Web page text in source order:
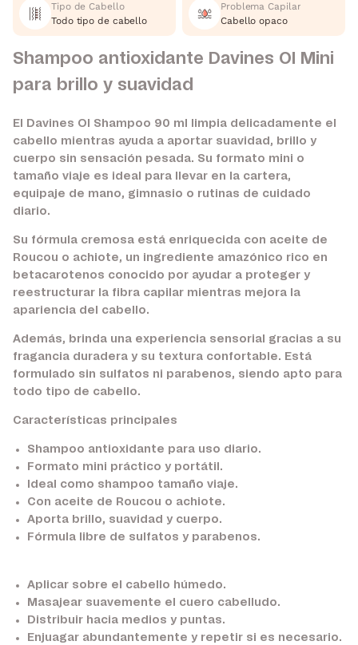
Tipo de Cabello
Todo tipo de cabello
Problema Capilar
Cabello opaco
Shampoo antioxidante Davines OI Mini
para brillo y suavidad
El Davines OI Shampoo 90 ml limpia delicadamente el
cabello mientras ayuda a aportar suavidad, brillo y
cuerpo sin sensación pesada. Su formato mini o
tamaño viaje es ideal para llevar en la cartera,
equipaje de mano, gimnasio o rutinas de cuidado
diario.
Su fórmula cremosa está enriquecida con aceite de
Roucou o achiote, un ingrediente amazónico rico en
betacarotenos conocido por ayudar a proteger y
reestructurar la fibra capilar mientras mejora la
apariencia del cabello.
Además, brinda una experiencia sensorial gracias a su
fragancia duradera y su textura confortable. Está
formulado sin sulfatos ni parabenos, siendo apto para
todo tipo de cabello.
Características principales
Shampoo antioxidante para uso diario.
Formato mini práctico y portátil.
Ideal como shampoo tamaño viaje.
Con aceite de Roucou o achiote.
Aporta brillo, suavidad y cuerpo.
Fórmula libre de sulfatos y parabenos.
Aplicar sobre el cabello húmedo.
Masajear suavemente el cuero cabelludo.
Distribuir hacia medios y puntas.
Enjuagar abundantemente y repetir si es necesario.